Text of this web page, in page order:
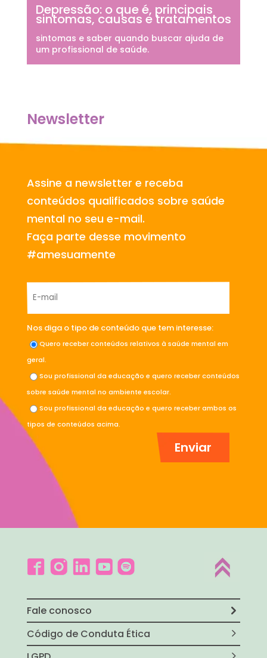
Depressão: o que é, principais
sintomas, causas e tratamentos
sintomas e saber quando buscar ajuda de
um profissional de saúde.
Newsletter
Assine a newsletter e receba
conteúdos qualificados sobre saúde
mental no seu e-mail.
Faça parte desse movimento
#amesuamente
Nos diga o tipo de conteúdo que tem interesse:
Quero receber conteúdos relativos à saúde mental em
geral.
Sou profissional da educação e quero receber conteúdos
sobre saúde mental no ambiente escolar.
Sou profissional da educação e quero receber ambos os
tipos de conteúdos acima.
Fale conosco
Código de Conduta Ética